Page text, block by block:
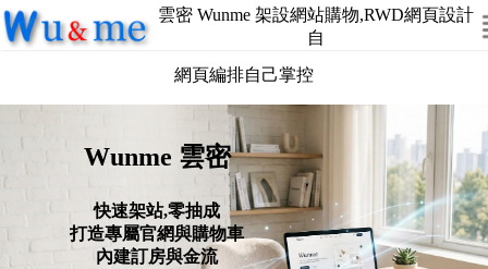
雲密 Wunme 架設網站購物,RWD網頁設計
自
網頁編排自己掌控
Wunme 雲密
快速架站,零抽成
打造專屬官網與購物車
內建訂房與金流